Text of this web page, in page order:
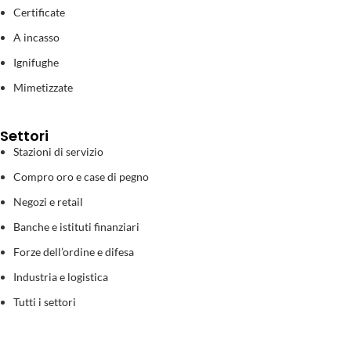
Certificate
A incasso
Ignifughe
Mimetizzate
Settori
Stazioni di servizio
Compro oro e case di pegno
Negozi e retail
Banche e istituti finanziari
Forze dell’ordine e difesa
Industria e logistica
Tutti i settori